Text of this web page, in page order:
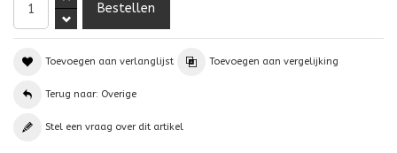
Toevoegen aan verlanglijst Toevoegen aan vergelijking
Terug naar: Overige
Stel een vraag over dit artikel